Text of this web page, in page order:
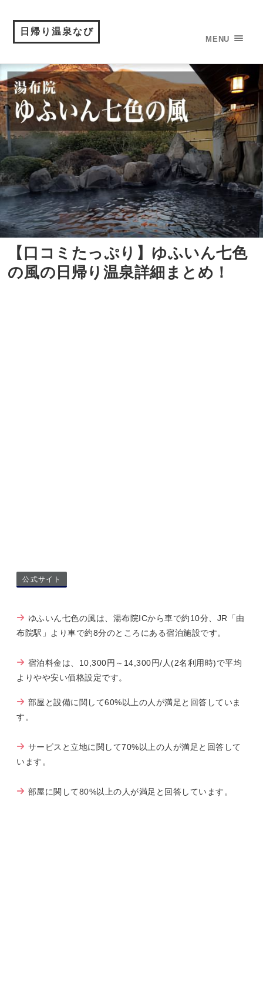
日帰り温泉なび
MENU
【口コミたっぷり】ゆふいん七色
の風の日帰り温泉詳細まとめ！
公式サイト
ゆふいん七色の風は、湯布院ICから車で約10分、JR「由
布院駅」より車で約8分のところにある宿泊施設です。
宿泊料金は、10,300円～14,300円/人(2名利用時)で平均
よりやや安い価格設定です。
部屋と設備に関して60%以上の人が満足と回答していま
す。
サービスと立地に関して70%以上の人が満足と回答して
います。
部屋に関して80%以上の人が満足と回答しています。